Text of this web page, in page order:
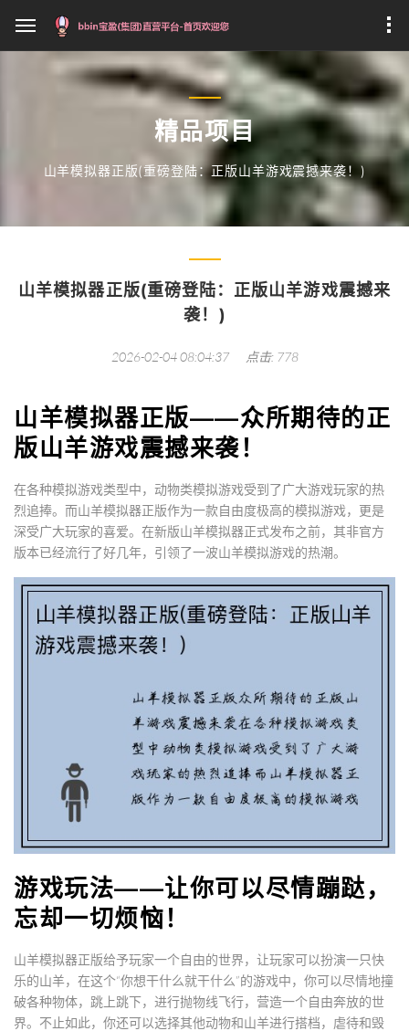
精品项目
山羊模拟器正版(重磅登陆：正版山羊游戏震撼来袭！)
山羊模拟器正版(重磅登陆：正版山羊游戏震撼来
袭！)
2026-02-04 08:04:37 点击: 778
山羊模拟器正版——众所期待的正
版山羊游戏震撼来袭！
在各种模拟游戏类型中，动物类模拟游戏受到了广大游戏玩家的热
烈追捧。而山羊模拟器正版作为一款自由度极高的模拟游戏，更是
深受广大玩家的喜爱。在新版山羊模拟器正式发布之前，其非官方
版本已经流行了好几年，引领了一波山羊模拟游戏的热潮。
游戏玩法——让你可以尽情蹦跶，
忘却一切烦恼！
山羊模拟器正版给予玩家一个自由的世界，让玩家可以扮演一只快
乐的山羊，在这个“你想干什么就干什么”的游戏中，你可以尽情地撞
破各种物体，跳上跳下，进行抛物线飞行，营造一个自由奔放的世
界。不止如此，你还可以选择其他动物和山羊进行搭档，虐待和毁